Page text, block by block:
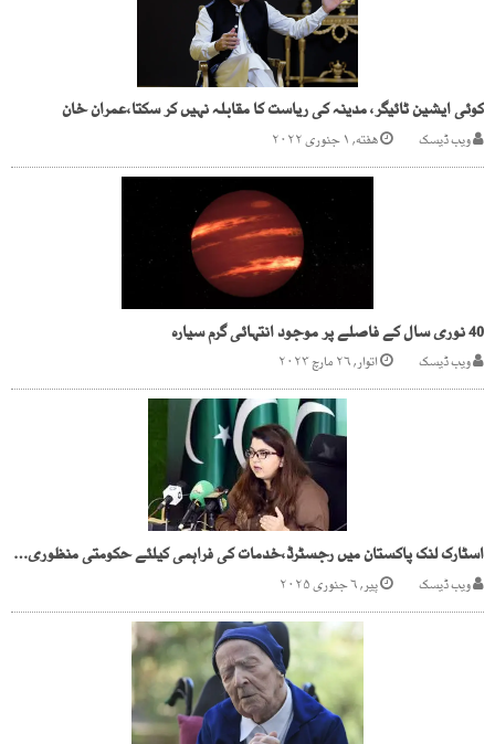
کوئی ایشین ٹائیگر، مدینہ کی ریاست کا مقابلہ نہیں کر سکتا،عمران خان
ویب ڈیسک هفته, ۱ جنوری ۲۰۲۲
40 نوری سال کے فاصلے پر موجود انتہائی گرم سیارہ
ویب ڈیسک اتوار, ۲۶ مارچ ۲۰۲۳
اسٹارک لنک پاکستان میں رجسٹرڈ،خدمات کی فراہمی کیلئے حکومتی منظوری کی منتظر
ویب ڈیسک پیر, ۶ جنوری ۲۰۲۵